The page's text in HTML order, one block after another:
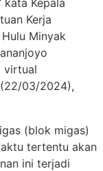
Kerja
Minyak
virtual
03/2024),
(blok migas)
tertentu akan
ini terjadi